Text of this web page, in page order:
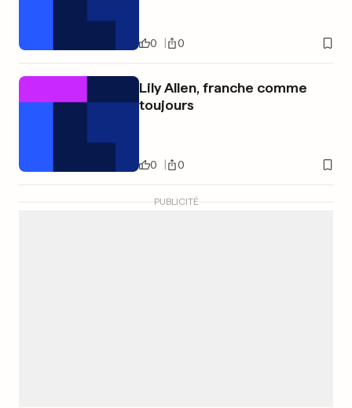
0 0
Lily Allen, franche comme
toujours
0 0
PUBLICITÉ